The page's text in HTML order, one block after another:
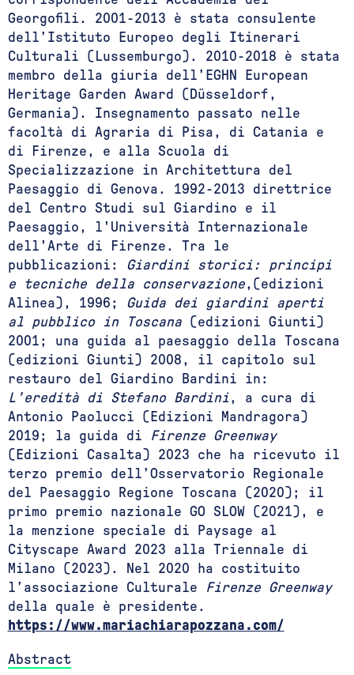
Georgofili. 2001-2013 è stata consulente
dell’Istituto Europeo degli Itinerari
Culturali (Lussemburgo). 2010-2018 è stata
membro della giuria dell’EGHN European
Heritage Garden Award (Düsseldorf,
Germania). Insegnamento passato nelle
facoltà di Agraria di Pisa, di Catania e
di Firenze, e alla Scuola di
Specializzazione in Architettura del
Paesaggio di Genova. 1992-2013 direttrice
del Centro Studi sul Giardino e il
Paesaggio, l'Università Internazionale
dell'Arte di Firenze. Tra le
pubblicazioni:
Giardini storici: principi
e tecniche della conservazione,(edizioni
Alinea), 1996; Guida dei giardini aperti
al pubblico in Toscana(edizioni Giunti)
2001; una guida al paesaggio della Toscana
(edizioni Giunti) 2008, il capitolo sul
restauro del Giardino Bardini in:
L’eredità di Stefano Bardini, a cura di
Antonio Paolucci (Edizioni Mandragora)
2019; la guida di
Firenze Greenway
(Edizioni Casalta) 2023 che ha ricevuto il
terzo premio dell’Osservatorio Regionale
del Paesaggio Regione Toscana (2020); il
primo premio nazionale GO SLOW (2021), e
la menzione speciale di Paysage al
Cityscape Award 2023 alla Triennale di
Milano (2023). Nel 2020 ha costituito
l’associazione Culturale
Firenze Greenway
della quale è presidente.
https://www.mariachiarapozzana.com/
Abstract